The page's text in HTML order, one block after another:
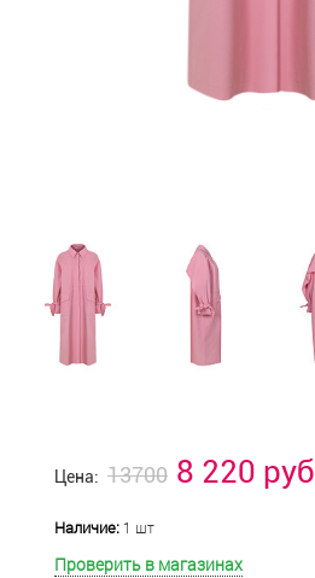
Цена: 13700 8 220 руб
Наличие: 1 шт
Проверить в магазинах